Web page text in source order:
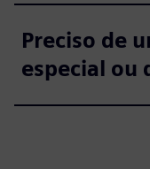
Preciso de
especial ou